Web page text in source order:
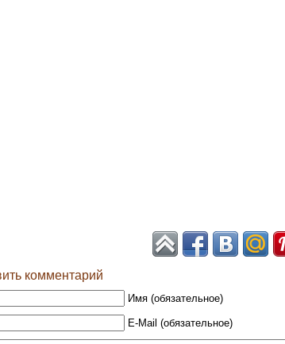
комментарий
Имя (обязательное)
E-Mail (обязательное)